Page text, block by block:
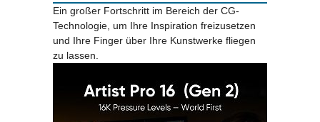
Ein großer Fortschritt im Bereich der CG-
Technologie, um Ihre Inspiration freizusetzen
und Ihre Finger über Ihre Kunstwerke fliegen
zu lassen.